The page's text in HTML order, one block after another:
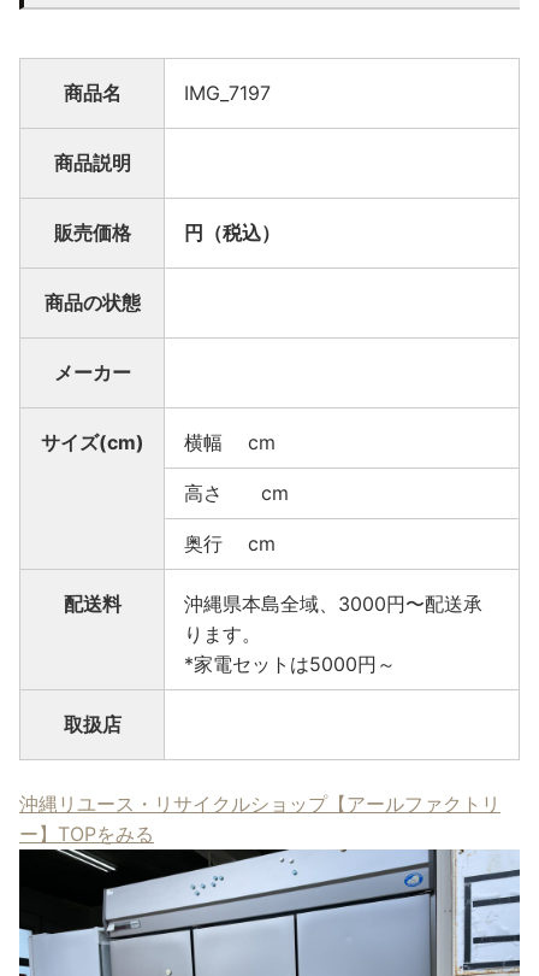
商品名 IMG_7197
商品説明
販売価格 円（税込）
商品の状態
メーカー
サイズ(cm) 横幅 cm
高さ cm
奥行 cm
配送料
沖縄県本島全域、3000円〜配送承
ります。
*家電セットは5000円～
取扱店
沖縄リユース・リサイクルショップ【アールファクトリ
ー】TOPをみる